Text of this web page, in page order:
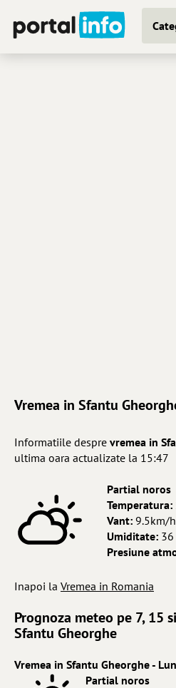
Vremea in Sfantu
Informatiile despre vremea in
ultima oara actualizate la 15:47
Partial noros
Temperatura:
Vant: 9.5km/
Umiditate: 36
Presiune
Inapoi la Vremea in Romania
Prognoza meteo pe 7, 15
Sfantu Gheorghe
Vremea in Sfantu Gheorghe -
Partial noros